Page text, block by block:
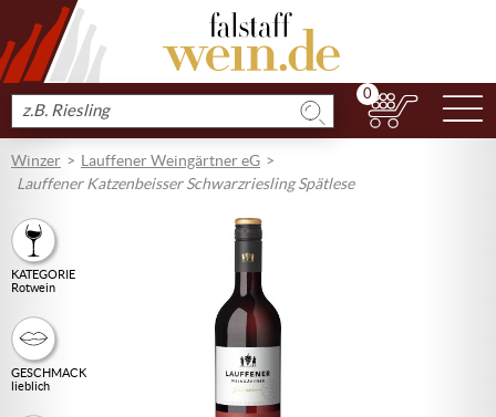
Produkt
suchen
0
Winzer
Lauffener Weingärtner eG
Lauffener Katzenbeisser Schwarzriesling Spätlese
KATEGORIE
Rotwein
GESCHMACK
lieblich